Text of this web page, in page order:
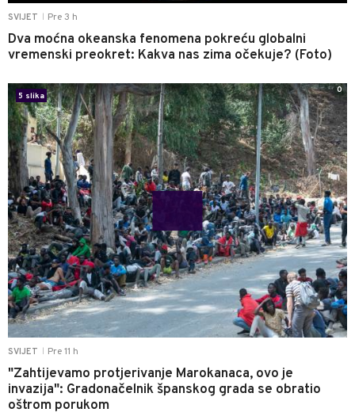
SVIJET Pre 3 h
Dva moćna okeanska fenomena pokreću globalni
vremenski preokret: Kakva nas zima očekuje? (Foto)
SVIJET Pre 11 h
"Zahtijevamo protjerivanje Marokanaca, ovo je
invazija": Gradonačelnik španskog grada se obratio
oštrom porukom
5 slika
0